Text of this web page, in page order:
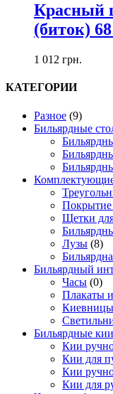
Красный
(биток)
1 012 грн.
КАТЕГОРИИ
Разное (9)
Бильярдные
Покрытие
Щетки
Лузы (8)
Бильярдный
Часы (0)
Плакаты
Бильярдные кии
Кии
Кии для
Кии
Кии для